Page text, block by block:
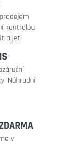
kontrolou
a jet!
Náhradní
v